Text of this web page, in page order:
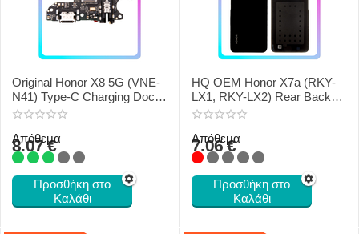
Original Honor X8 5G (VNE-
N41) Type-C Charging Dock
+ Microphone + Audio Jack
8.07€
Απόθεμα
Προσθήκη στο
Καλάθι
HQ OEM Honor X7a (RKY-
LX1, RKY-LX2) Rear Back
Battery Cover Black
7.06€
Απόθεμα
Προσθήκη στο
Καλάθι